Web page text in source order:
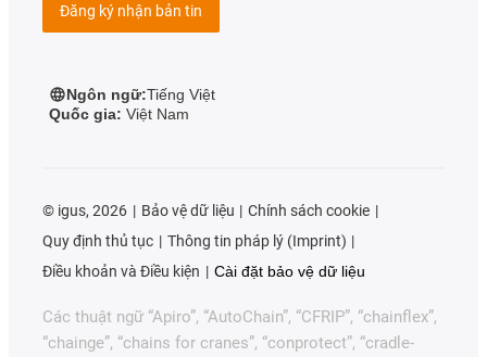
Đăng ký nhận bản tin
Ngôn ngữ:Tiếng Việt
Quốc gia: Việt Nam
© igus, 2026 Bảo vệ dữ liệu
Chính sách cookie
Quy định thủ tục
Thông tin pháp lý (Imprint)
Điều khoản và Điều kiện
Cài đặt bảo vệ dữ liệu
Các thuật ngữ “Apiro”, “AutoChain”, “CFRIP”, “chainflex”,
“chainge”, “chains for cranes”, “conprotect”, “cradle-